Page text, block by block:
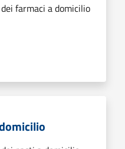
farmaci a domicilio